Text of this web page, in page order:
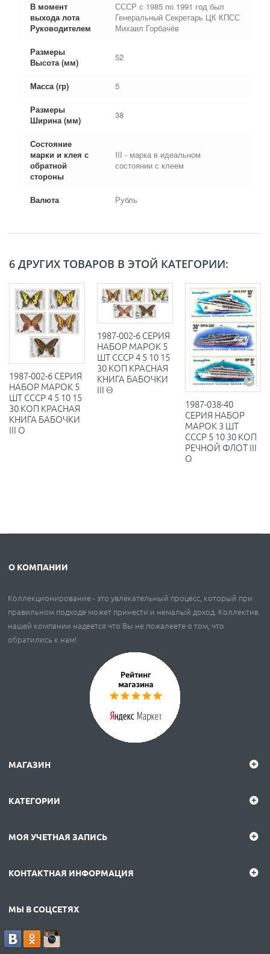
В момент
выхода лота
Руководителем
СССР с 1985 по 1991 год был
Генеральный Секретарь ЦК КПСС
Михаил Горбачёв
Размеры
Высота (мм)
52
Масса (гр) 5
Размеры
Ширина (мм)
38
Состояние
марки и клея с
обратной
стороны
III - марка в идеальном
состоянии с клеем
Валюта Рубль
6 ДРУГИХ ТОВАРОВ В ЭТОЙ КАТЕГОРИИ:
1987-002-6 СЕРИЯ
НАБОР МАРОК 5
ШТ СССР 4 5 10 15
30 КОП КРАСНАЯ
КНИГА БАБОЧКИ
III O
1987-002-6 СЕРИЯ
НАБОР МАРОК 5
ШТ СССР 4 5 10 15
30 КОП КРАСНАЯ
КНИГА БАБОЧКИ
III Θ
1987-038-40
СЕРИЯ НАБОР
МАРОК 3 ШТ
СССР 5 10 30 КОП
РЕЧНОЙ ФЛОТ III
O
О КОМПАНИИ
Коллекционирование - это увлекательный процесс, который при
правильном подходе может принести и немалый доход. Коллектив
нашей компании надеется что Вы не пожалеете о том, что
обратились к нам!
МАГАЗИН
КАТЕГОРИИ
МОЯ УЧЕТНАЯ ЗАПИСЬ
КОНТАКТНАЯ ИНФОРМАЦИЯ
МЫ В СОЦСЕТЯХ